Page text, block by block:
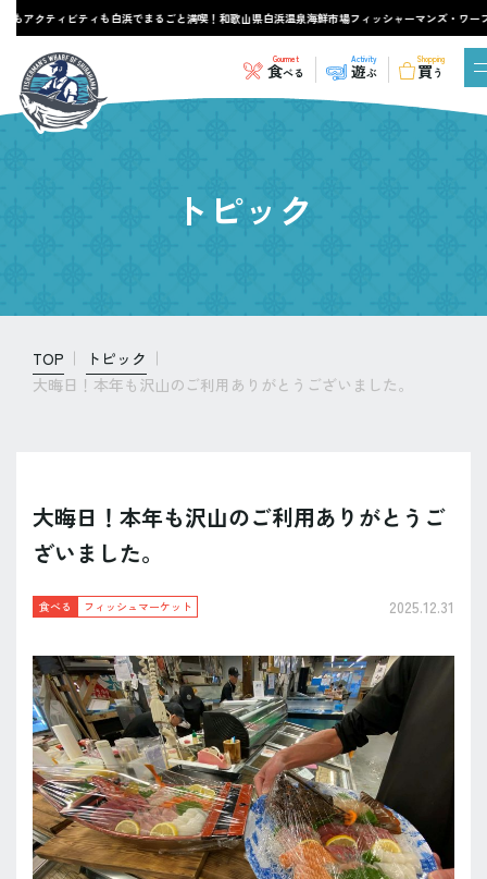
アクティビティも白浜でまるごと満喫！和歌山県白浜温泉海鮮市場フィッシャーマンズ・ワーフ
Gourmet
食べる
Activity
遊ぶ
Shopping
買 う
トピック
TOP
トピック
大晦日！本年も沢山のご利用ありがとうございました。
大晦日！本年も沢山のご利用ありがとうご
ざいました。
食べる フィッシュマーケット 2025.12.31